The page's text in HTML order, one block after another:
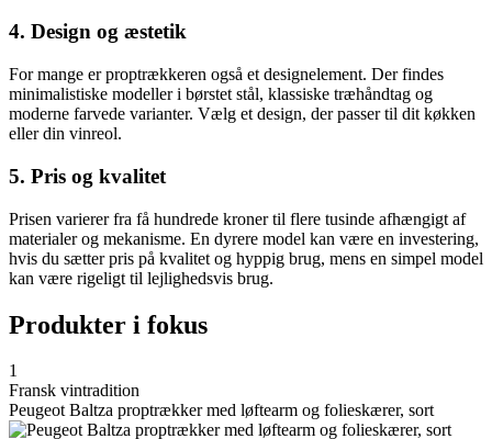
4. Design og æstetik
For mange er proptrækkeren også et designelement. Der findes
minimalistiske modeller i børstet stål, klassiske træhåndtag og
moderne farvede varianter. Vælg et design, der passer til dit køkken
eller din vinreol.
5. Pris og kvalitet
Prisen varierer fra få hundrede kroner til flere tusinde afhængigt af
materialer og mekanisme. En dyrere model kan være en investering,
hvis du sætter pris på kvalitet og hyppig brug, mens en simpel model
kan være rigeligt til lejlighedsvis brug.
Produkter i fokus
1
Fransk vintradition
Peugeot Baltza proptrækker med løftearm og folieskærer, sort